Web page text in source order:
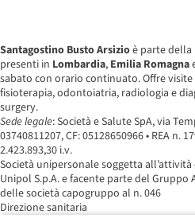
Santagostino Busto Arsizioè parte
presenti in Lombardia, Emilia Romagna
sabato con orario continuato. Offre
fisioterapia, odontoiatria, radiologia e
surgery.
Sede legale: Società e Salute SpA, via
03740811207, CF: 05128650966 • REA n.
2.423.893,30 i.v.
Società unipersonale soggetta
Unipol S.p.A. e facente parte del
delle società capogruppo al n. 046
Direzione sanitaria